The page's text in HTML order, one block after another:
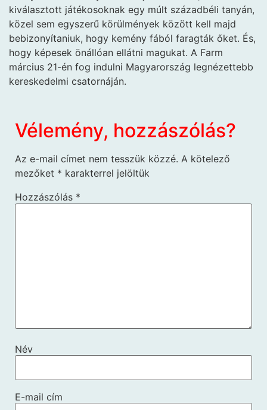
kiválasztott játékosoknak egy múlt századbéli tanyán,
közel sem egyszerű körülmények között kell majd
bebizonyítaniuk, hogy kemény fából faragták őket. És,
hogy képesek önállóan ellátni magukat. A Farm
március 21-én fog indulni Magyarország legnézettebb
kereskedelmi csatornáján.
Vélemény, hozzászólás?
Az e-mail címet nem tesszük közzé. A kötelező
mezőket * karakterrel jelöltük
Hozzászólás *
Név
E-mail cím